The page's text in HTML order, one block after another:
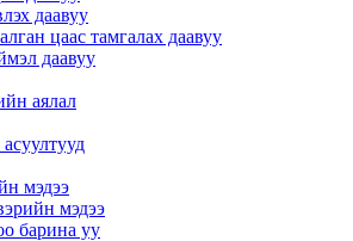
даавуу
цаас тамгалах даавуу
даавуу
аялал
мэдээ
мэдээ
барина уу